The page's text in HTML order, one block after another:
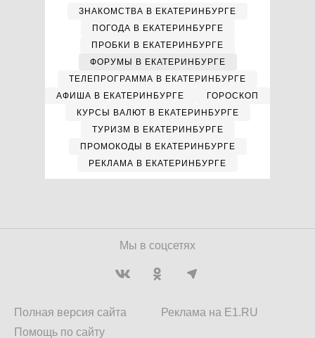
ЗНАКОМСТВА В ЕКАТЕРИНБУРГЕ
ПОГОДА В ЕКАТЕРИНБУРГЕ
ПРОБКИ В ЕКАТЕРИНБУРГЕ
ФОРУМЫ В ЕКАТЕРИНБУРГЕ
ТЕЛЕПРОГРАММА В ЕКАТЕРИНБУРГЕ
АФИША В ЕКАТЕРИНБУРГЕ
ГОРОСКОП
КУРСЫ ВАЛЮТ В ЕКАТЕРИНБУРГЕ
ТУРИЗМ В ЕКАТЕРИНБУРГЕ
ПРОМОКОДЫ В ЕКАТЕРИНБУРГЕ
РЕКЛАМА В ЕКАТЕРИНБУРГЕ
Мы в соцсетях
Полная версия сайта
Помощь по сайту
Реклама на E1.RU